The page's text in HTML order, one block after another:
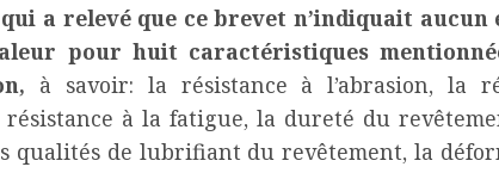
qui a relevé que ce brevet n’indiquait aucun
pour huit caractéristiques
à savoir: la résistance à l’abrasion, la
résistance à la fatigue, la dureté du
qualités de lubrifiant du revêtement, la